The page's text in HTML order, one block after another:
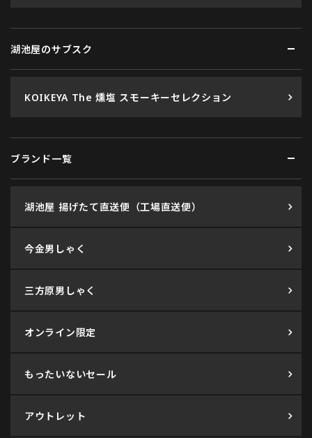
湖池屋のサブスク
KOIKEYA The 燻塩 スモーキーセレクション
ブランド一覧
湖池屋 揚げたて直送便（工場直送便）
今金男しゃく
三方原男しゃく
オンライン限定
もったいないセール
アウトレット